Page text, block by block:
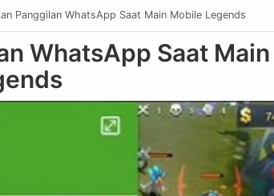
Panggilan WhatsApp Saat Main Mobile Legends
WhatsApp Saat Main